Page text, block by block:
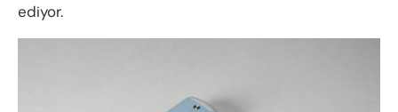
ediyor.